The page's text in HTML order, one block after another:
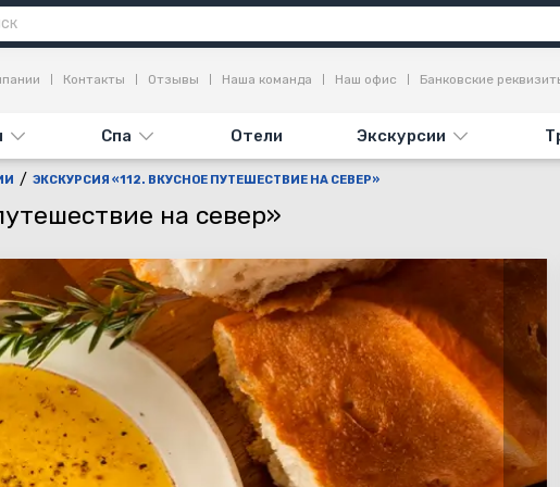
Спа Отели Экскурсии
Контакты Отзывы Наша команда Наш офис Банковские
ЭКСКУРСИЯ «112. ВКУСНОЕ ПУТЕШЕСТВИЕ НА СЕВЕР»
на север»
Информация Достопримечательности Отзывы